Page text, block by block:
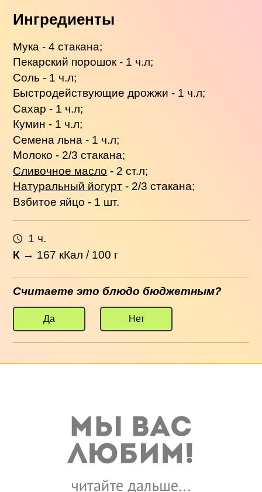
Ингредиенты
Мука - 4 стакана;
Пекарский порошок - 1 ч.л;
Соль - 1 ч.л;
Быстродействующие дрожжи - 1 ч.л;
Сахар - 1 ч.л;
Кумин - 1 ч.л;
Семена льна - 1 ч.л;
Молоко - 2/3 стакана;
Сливочное масло - 2 ст.л;
Натуральный йогурт - 2/3 стакана;
Взбитое яйцо - 1 шт.
1 ч.
К → 167 кКал / 100 г
Считаете это блюдо бюджетным?
Да Нет